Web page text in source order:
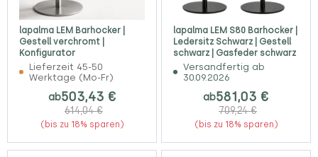
lapalma LEM Barhocker |
Gestell verchromt |
Konfigurator
Lieferzeit 45-50
Werktage (Mo-Fr)
ab503,43 €
614,04 €
(bis zu 18% sparen)
lapalma LEM S80 Barhocker |
Ledersitz Schwarz | Gestell
schwarz | Gasfeder schwarz
Versandfertig ab
30.09.2026
ab581,03 €
709,24 €
(bis zu 18% sparen)